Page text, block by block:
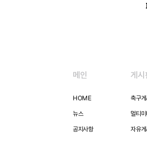
메인
HOME
뉴스
공지사항
게시
축구
멀티
자유